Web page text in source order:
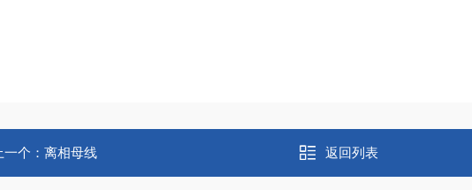
一个： 离相母线 返回列表